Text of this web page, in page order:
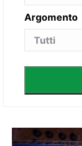
Argomento